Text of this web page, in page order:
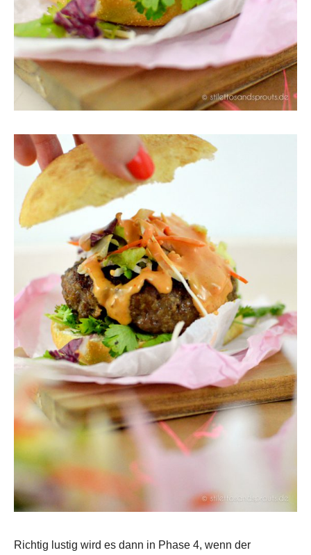
Richtig lustig wird es dann in Phase 4, wenn der